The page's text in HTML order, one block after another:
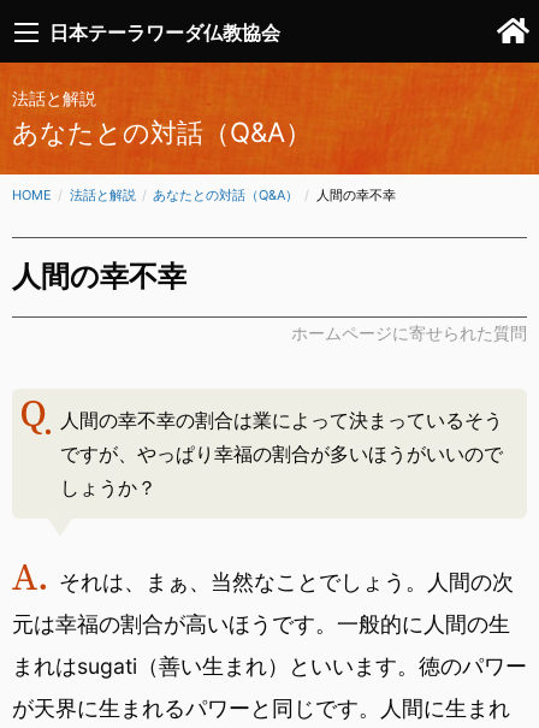
日本テーラワーダ仏教協会
法話と解説
あなたとの対話（Q&A）
HOME 法話と解説 あなたとの対話（Q&A） CURRENT:
人間の幸不幸
人間の幸不幸
ホームページに寄せられた質問
人間の幸不幸の割合は業によって決まっているそう
ですが、やっぱり幸福の割合が多いほうがいいので
しょうか？
それは、まぁ、当然なことでしょう。人間の次
元は幸福の割合が高いほうです。一般的に人間の生
まれはsugati（善い生まれ）といいます。徳のパワー
が天界に生まれるパワーと同じです。人間に生まれ